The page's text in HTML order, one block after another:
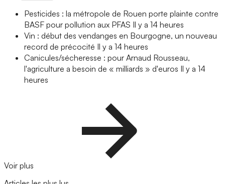
Pesticides : la métropole de Rouen porte plainte contre
BASF pour pollution aux PFAS Il y a 14 heures
Vin : début des vendanges en Bourgogne, un nouveau
record de précocité Il y a 14 heures
Canicules/sécheresse : pour Arnaud Rousseau,
l'agriculture a besoin de « milliards » d'euros Il y a 14
heures
Voir plus